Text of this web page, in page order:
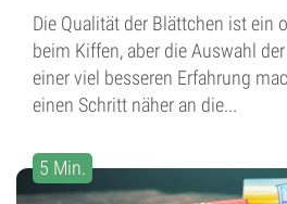
Die Qualität der Blättchen ist ein
beim Kiffen, aber die Auswahl
einer viel besseren Erfahrung
einen Schritt näher an die...
5 Min.